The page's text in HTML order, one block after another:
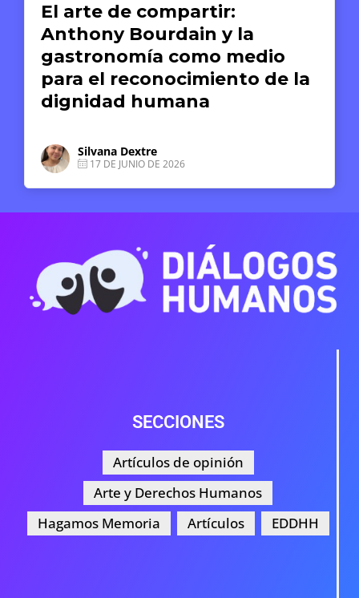
compartir:
y la
como medio
de la
humana
DE 2026
Museo de
Derechos
SECCIONES
Artículos de opinión
Arte y Derechos Humanos
Hagamos Memoria
Artículos EDDHH